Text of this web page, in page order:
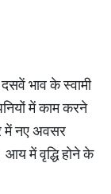
भाव के स्वामी
में काम करने
में नए अवसर
आय में वृद्धि होने के